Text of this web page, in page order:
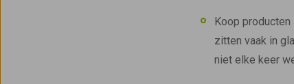
Koop
zitten vaak in
niet elke keer